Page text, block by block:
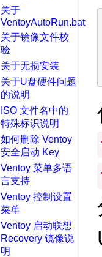
关于
VentoyAutoRun.bat
关于镜像文件校
验
关于无损安装
关于U盘硬件问题
的说明
ISO 文件名中的
特殊标识说明
如何删除 Ventoy
安全启动 Key
Ventoy 菜单多语
言支持
Ventoy 控制设置
菜单
Ventoy 启动联想
Recovery 镜像说
明